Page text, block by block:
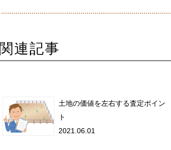
関連記事
土地の価値を左右する査定ポイン
ト
2021.06.01